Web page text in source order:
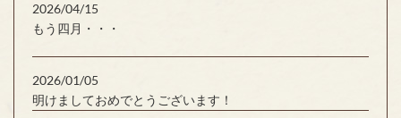
2026/04/15
もう四月・・・
2026/01/05
明けましておめでとうございます！